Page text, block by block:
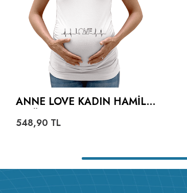
ANNE LOVE KADIN HAMILE
548,90 TL